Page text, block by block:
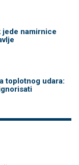
jede namirnice
toplotnog udara: